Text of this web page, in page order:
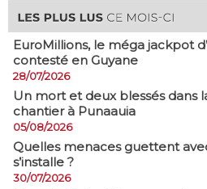
EuroMillions, ​le méga jackpot
contesté en Guyane
28/07/2026
​Un mort et deux blessés dans
chantier à Punaauia
05/08/2026
Quelles menaces guettent
s’installe ?
30/07/2026